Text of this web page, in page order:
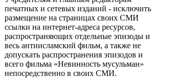
печатных и сетевых изданий - исключить
размещение на страницах своих СМИ
ссылки на интернет-адреса ресурсов,
распространяющих отдельные эпизоды и
весь антиисламский фильм, а также не
допускать распространения эпизодов и
всего фильма «Невинность мусульман»
непосредственно в своих СМИ.